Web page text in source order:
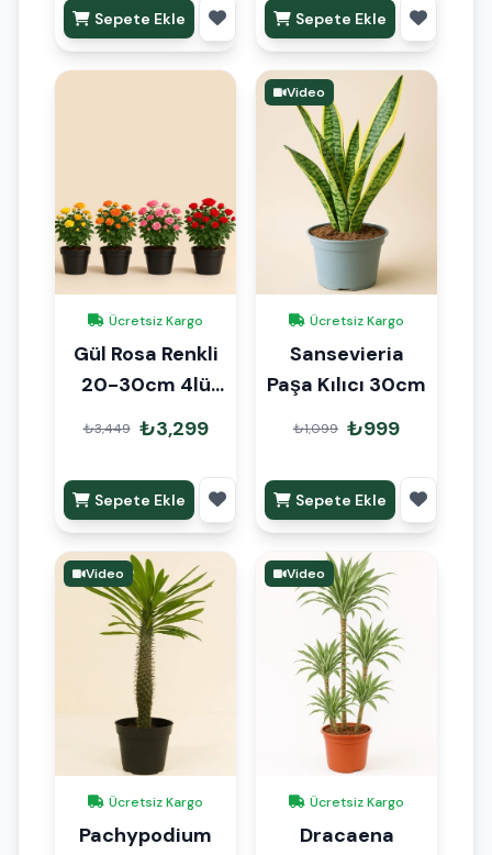
Sepete Ekle Sepete Ekle
Ücretsiz Kargo
Gül Rosa Renkli
20-30cm 4lü
Set
₺3,449 ₺3,299
Sepete Ekle
Video
Ücretsiz Kargo
Sansevieria
Paşa Kılıcı 30cm
₺1,099 ₺999
Sepete Ekle
Video
Ücretsiz Kargo
Pachypodium
Video
Ücretsiz Kargo
Dracaena